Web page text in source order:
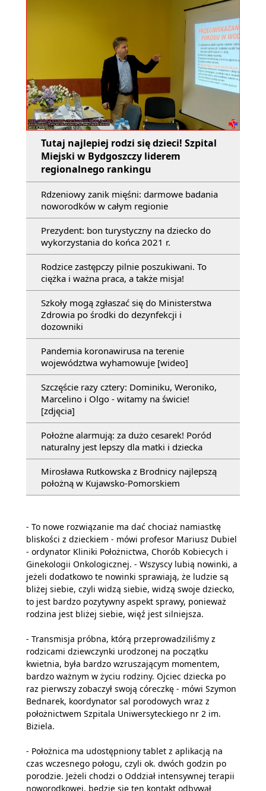
Tutaj najlepiej rodzi się dzieci! Szpital
Miejski w Bydgoszczy liderem
regionalnego rankingu
Rdzeniowy zanik mięśni: darmowe badania
noworodków w całym regionie
Prezydent: bon turystyczny na dziecko do
wykorzystania do końca 2021 r.
Rodzice zastępczy pilnie poszukiwani. To
ciężka i ważna praca, a także misja!
Szkoły mogą zgłaszać się do Ministerstwa
Zdrowia po środki do dezynfekcji i
dozowniki
Pandemia koronawirusa na terenie
województwa wyhamowuje [wideo]
Szczęście razy cztery: Dominiku, Weroniko,
Marcelino i Olgo - witamy na świcie!
[zdjęcia]
Położne alarmują: za dużo cesarek! Poród
naturalny jest lepszy dla matki i dziecka
Mirosława Rutkowska z Brodnicy najlepszą
położną w Kujawsko-Pomorskiem
- To nowe rozwiązanie ma dać chociaż namiastkę
bliskości z dzieckiem - mówi profesor Mariusz Dubiel
- ordynator Kliniki Położnictwa, Chorób Kobiecych i
Ginekologii Onkologicznej. - Wszyscy lubią nowinki, a
jeżeli dodatkowo te nowinki sprawiają, że ludzie są
bliżej siebie, czyli widzą siebie, widzą swoje dziecko,
to jest bardzo pozytywny aspekt sprawy, ponieważ
rodzina jest bliżej siebie, więź jest silniejsza.
- Transmisja próbna, którą przeprowadziliśmy z
rodzicami dziewczynki urodzonej na początku
kwietnia, była bardzo wzruszającym momentem,
bardzo ważnym w życiu rodziny. Ojciec dziecka po
raz pierwszy zobaczył swoją córeczkę - mówi Szymon
Bednarek, koordynator sal porodowych wraz z
położnictwem Szpitala Uniwersyteckiego nr 2 im.
Biziela.
- Położnica ma udostępniony tablet z aplikacją na
czas wczesnego połogu, czyli ok. dwóch godzin po
porodzie. Jeżeli chodzi o Oddział intensywnej terapii
noworodkowej, będzie się ten kontakt odbywał